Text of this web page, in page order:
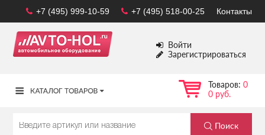
Контакты
+7 (495) 518-00-25
+7 (495) 999-10-59
Войти
Зарегистрироваться
Товаров: 0
0 руб.